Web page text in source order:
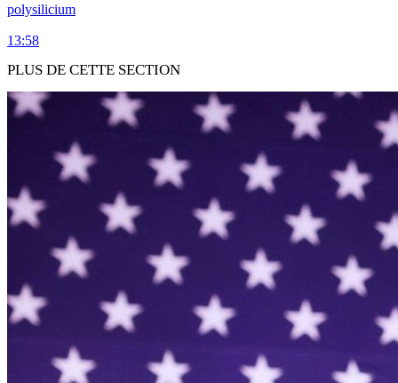
polysilicium
13:58
PLUS DE CETTE SECTION